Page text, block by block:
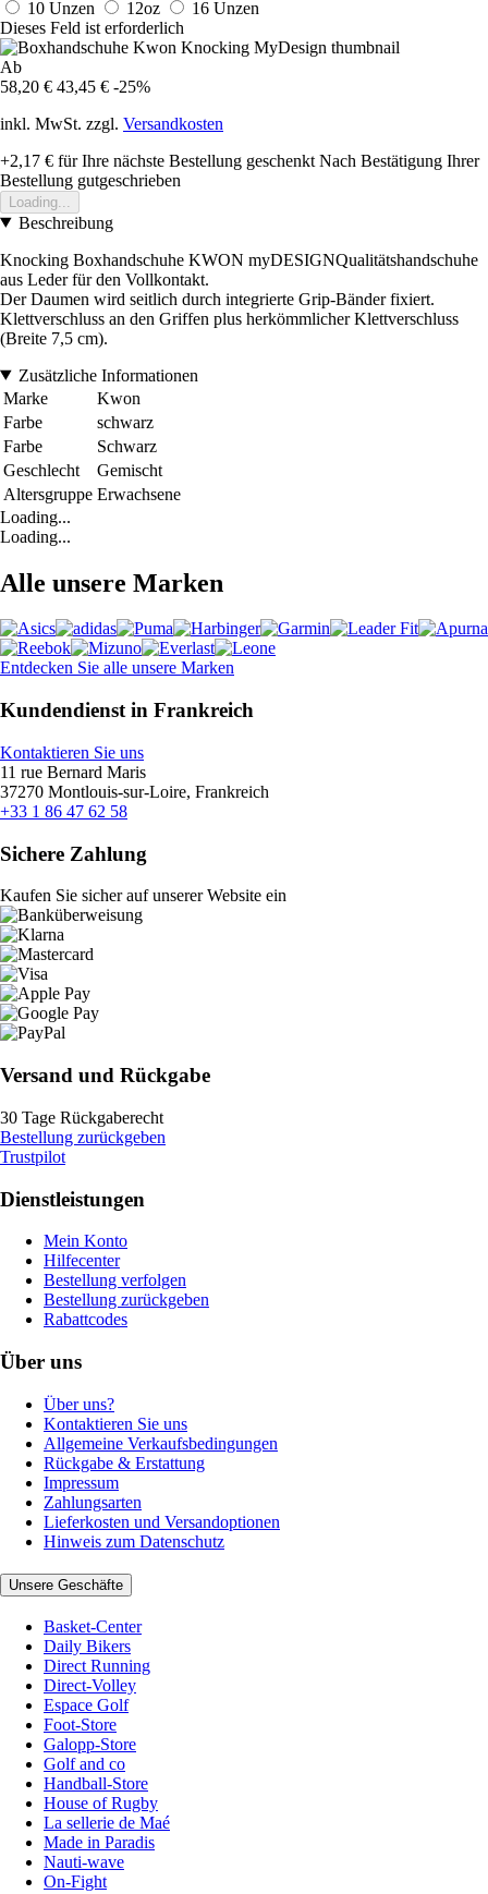
10 Unzen 12oz
16 Unzen
Dieses Feld ist erforderlich
Ab
58,20 € 43,45 € -25%
inkl. MwSt. zzgl. Versandkosten
+2,17 € für Ihre nächste Bestellung geschenkt Nach Bestätigung Ihrer
Bestellung gutgeschrieben
Loading...
Beschreibung
Knocking Boxhandschuhe KWON myDESIGNQualitätshandschuhe
aus Leder für den Vollkontakt.
Der Daumen wird seitlich durch integrierte Grip-Bänder fixiert.
Klettverschluss an den Griffen plus herkömmlicher Klettverschluss
(Breite 7,5 cm).
Zusätzliche Informationen
Marke
Kwon
Farbe
schwarz
Farbe
Schwarz
Geschlecht
Gemischt
Altersgruppe Erwachsene
Loading...
Loading...
Alle unsere Marken
Entdecken Sie alle unsere Marken
Kundendienst in Frankreich
Kontaktieren Sie uns
11 rue Bernard Maris
37270 Montlouis-sur-Loire, Frankreich
+33 1 86 47 62 58
Sichere Zahlung
Kaufen Sie sicher auf unserer Website ein
Versand und Rückgabe
30 Tage Rückgaberecht
Bestellung zurückgeben
Trustpilot
Dienstleistungen
Mein Konto
Hilfecenter
Bestellung verfolgen
Bestellung zurückgeben
Rabattcodes
Über uns
Über uns?
Kontaktieren Sie uns
Allgemeine Verkaufsbedingungen
Rückgabe & Erstattung
Impressum
Zahlungsarten
Lieferkosten und Versandoptionen
Hinweis zum Datenschutz
Unsere Geschäfte
Basket-Center
Daily Bikers
Direct Running
Direct-Volley
Espace Golf
Foot-Store
Galopp-Store
Golf and co
Handball-Store
House of Rugby
La sellerie de Maé
Made in Paradis
Nauti-wave
On-Fight